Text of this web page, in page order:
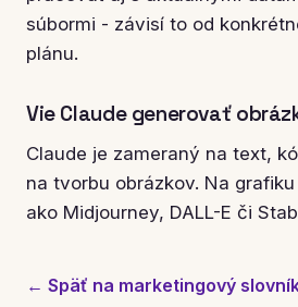
súbormi - závisí to od
plánu.
Vie Claude generovať
Claude je zameraný na text,
na tvorbu obrázkov. Na
ako Midjourney, DALL-E či
← Späť na marketingový